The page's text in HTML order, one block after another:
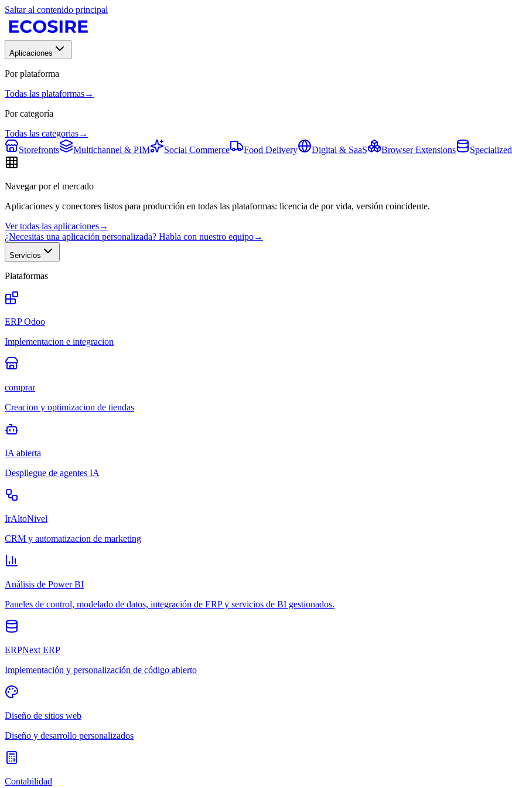
Saltar al contenido principal
Aplicaciones
Por plataforma
Todas las plataformas→
Por categoría
Todas las categorias→
Storefronts
Multichannel & PIM Social Commerce Food Delivery Digital & SaaS Browser Extensions Specialized
Navegar por el mercado
Aplicaciones y conectores listos para producción en todas las plataformas: licencia de por vida, versión coincidente.
Ver todas las aplicaciones→
¿Necesitas una aplicación personalizada? Habla con nuestro equipo→
Servicios
Plataformas
ERP Odoo
Implementacion e integracion
comprar
Creacion y optimizacion de tiendas
IA abierta
Despliegue de agentes IA
IrAltoNivel
CRM y automatizacion de marketing
Análisis de Power BI
Paneles de control, modelado de datos, integración de ERP y servicios de BI gestionados.
ERPNext ERP
Implementación y personalización de código abierto
Diseño de sitios web
Diseño y desarrollo personalizados
Contabilidad